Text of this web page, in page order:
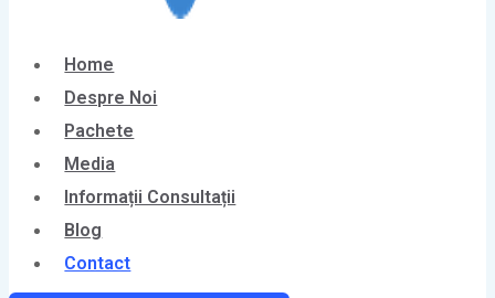
Home
Despre Noi
Pachete
Media
Informații Consultații
Blog
Contact